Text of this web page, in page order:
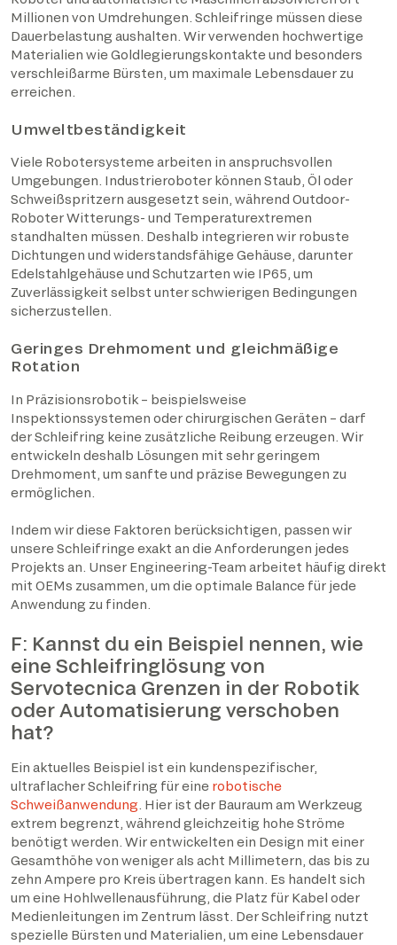
Millionen von Umdrehungen. Schleifringe müssen diese
Dauerbelastung aushalten. Wir verwenden hochwertige
Materialien wie Goldlegierungskontakte und besonders
verschleißarme Bürsten, um maximale Lebensdauer zu
erreichen.
Umweltbeständigkeit
Viele Robotersysteme arbeiten in anspruchsvollen
Umgebungen. Industrieroboter können Staub, Öl oder
Schweißspritzern ausgesetzt sein, während Outdoor-
Roboter Witterungs- und Temperaturextremen
standhalten müssen. Deshalb integrieren wir robuste
Dichtungen und widerstandsfähige Gehäuse, darunter
Edelstahlgehäuse und Schutzarten wie IP65, um
Zuverlässigkeit selbst unter schwierigen Bedingungen
sicherzustellen.
Geringes Drehmoment und gleichmäßige
Rotation
In Präzisionsrobotik – beispielsweise
Inspektionssystemen oder chirurgischen Geräten – darf
der Schleifring keine zusätzliche Reibung erzeugen. Wir
entwickeln deshalb Lösungen mit sehr geringem
Drehmoment, um sanfte und präzise Bewegungen zu
ermöglichen.
Indem wir diese Faktoren berücksichtigen, passen wir
unsere Schleifringe exakt an die Anforderungen jedes
Projekts an. Unser Engineering-Team arbeitet häufig direkt
mit OEMs zusammen, um die optimale Balance für jede
Anwendung zu finden.
F: Kannst du ein Beispiel nennen, wie
eine Schleifringlösung von
Servotecnica Grenzen in der Robotik
oder Automatisierung verschoben
hat?
Ein aktuelles Beispiel ist ein kundenspezifischer,
ultraflacher Schleifring für eine robotische
Schweißanwendung . Hier ist der Bauraum am Werkzeug
extrem begrenzt, während gleichzeitig hohe Ströme
benötigt werden. Wir entwickelten ein Design mit einer
Gesamthöhe von weniger als acht Millimetern, das bis zu
zehn Ampere pro Kreis übertragen kann. Es handelt sich
um eine Hohlwellenausführung, die Platz für Kabel oder
Medienleitungen im Zentrum lässt. Der Schleifring nutzt
spezielle Bürsten und Materialien, um eine Lebensdauer